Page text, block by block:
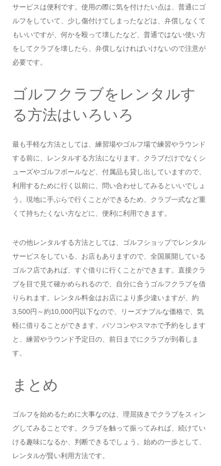
サービスは便利です。使用の際に気を付けたい点は、普通にゴ
ルフをしていて、少し傷付けてしまったなどは、弁償しなくて
もいいですが、何かを殴って壊したなど、普通ではない使い方
をしてクラブを壊したら、弁償しなければいけないので注意が
必要です。
ゴルフクラブをレンタルす
る方法はいろいろ
最も手軽な方法としては、練習場やゴルフ場で練習やラウンド
する前に、レンタルする方法になります。クラブだけでなくシ
ューズやゴルフボールなど、付属品も貸し出していますので、
利用するために行く以前に、問い合わせしてみるといいでしょ
う。現地に手ぶらで行くことができるため、クラブ一式など重
くて持ちたくない方などに、便利に利用できます。
その他レンタルする方法としては、ゴルフショップでレンタル
サービスをしている、お店もありますので、全国展開している
ゴルフ店であれば、すぐ借りに行くことができます。直接クラ
ブを目で見て確かめられるので、自分に合うゴルフクラブを借
りられます。レンタル料金はお店により多少違いますが、約
3,500円～約10,000円以下なので、リーズナブルな価格で、気
軽に借りることができます。パソコンやスマホで予約をします
と、練習やラウンド予定日の、前日までにクラブが到着しま
す。
まとめ
ゴルフを始めるために大事なのは、理屈抜きでクラブをスィン
グしてみることです。クラブを触って振ってみれば、続けてい
ける趣味になるか、判断できるでしょう。始めの一歩として、
レンタルが賢い利用方法です。